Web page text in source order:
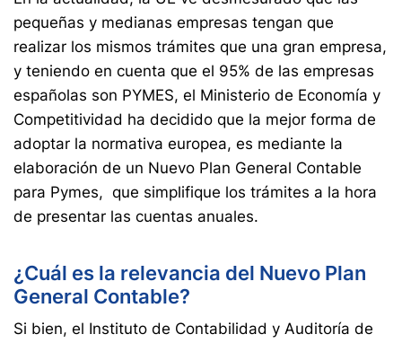
pequeñas y medianas empresas tengan que
realizar los mismos trámites que una gran empresa,
y teniendo en cuenta que el 95% de las empresas
españolas son PYMES, el Ministerio de Economía y
Competitividad ha decidido que la mejor forma de
adoptar la normativa europea, es mediante la
elaboración de un Nuevo Plan General Contable
para Pymes, que simplifique los trámites a la hora
de presentar las cuentas anuales.
¿Cuál es la relevancia del Nuevo Plan
General Contable?
Si bien, el Instituto de Contabilidad y Auditoría de